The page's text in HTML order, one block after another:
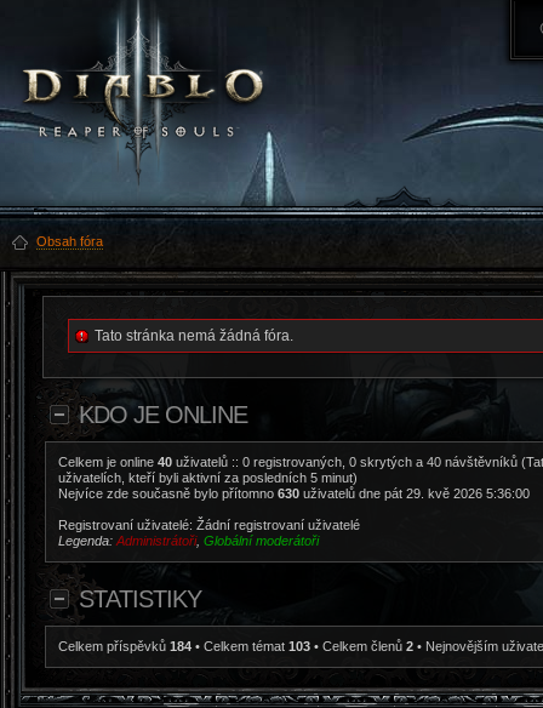
Obsah fóra
Tato stránka nemá žádná fóra.
KDO JE ONLINE
Celkem je online 40 uživatelů :: 0 registrovaných, 0 skrytých a 40 návštěvníků
uživatelích, kteří byli aktivní za posledních 5 minut)
Nejvíce zde současně bylo přítomno 630 uživatelů dne pát 29. kvě 2026 5:36:00
Registrovaní uživatelé: Žádní registrovaní uživatelé
Legenda: Administrátoři, Globální moderátoři
STATISTIKY
Celkem příspěvků 184 • Celkem témat 103 • Celkem členů 2 • Nejnovějším